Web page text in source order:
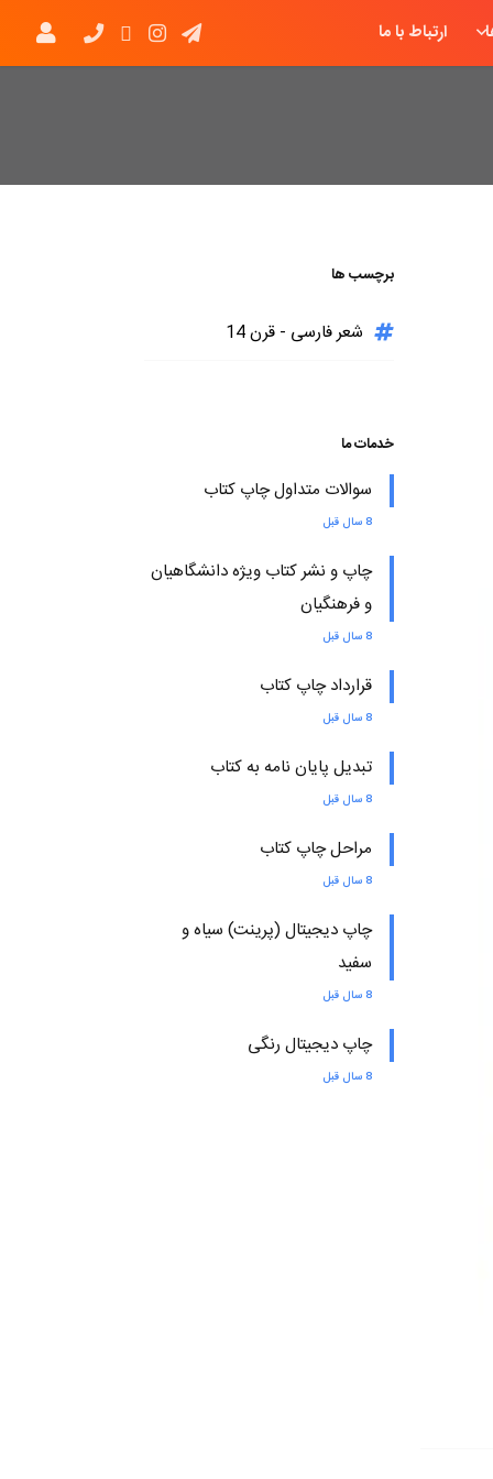
ارتباط با ما
برچسب ها
شعر فارسی - قرن 14
خدمات ما
سوالات متداول چاپ کتاب
8 سال قبل
چاپ و نشر کتاب ویژه دانشگاهیان
و فرهنگیان
8 سال قبل
قرارداد چاپ کتاب
8 سال قبل
تبدیل پایان نامه به کتاب
8 سال قبل
مراحل چاپ کتاب
8 سال قبل
چاپ دیجیتال (پرینت) سیاه و
سفید
8 سال قبل
چاپ دیجیتال رنگی
8 سال قبل